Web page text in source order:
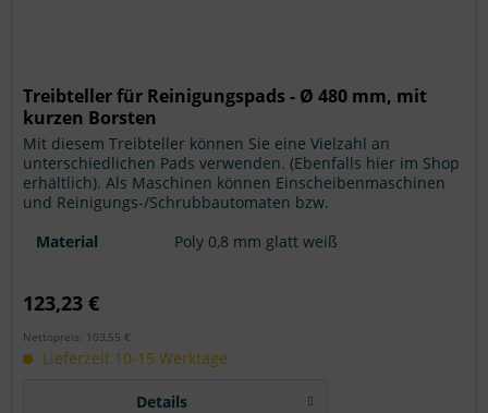
Treibteller für Reinigungspads - Ø 480 mm, mit
kurzen Borsten
Mit diesem Treibteller können Sie eine Vielzahl an
unterschiedlichen Pads verwenden. (Ebenfalls hier im Shop
erhältlich). Als Maschinen können Einscheibenmaschinen
und Reinigungs-/Schrubbautomaten bzw.
Modellangaben ohne Gewähr.
Material Poly 0,8 mm glatt weiß
123,23 €
Nettopreis: 103,55 €
Lieferzeit 10-15 Werktage
Details